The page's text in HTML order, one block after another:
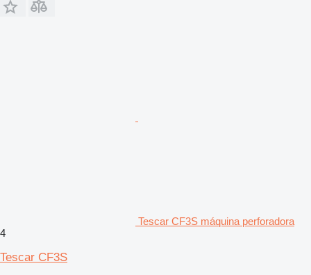
Tescar CF3S máquina perforadora
4
Tescar CF3S